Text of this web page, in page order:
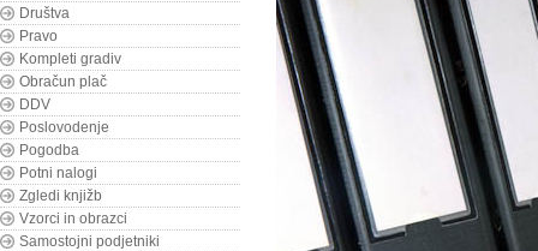
Društva
Pravo
Kompleti gradiv
Obračun plač
DDV
Poslovodenje
Pogodba
Potni nalogi
Zgledi knjižb
Vzorci in obrazci
Samostojni podjetniki